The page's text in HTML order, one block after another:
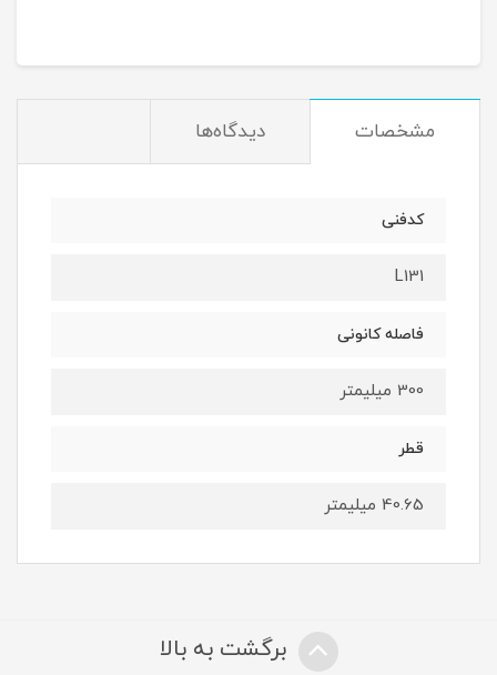
مشخصات دیدگاه‌ها
کدفنی
L131
فاصله کانونی
300 میلیمتر
قطر
40.65 میلیمتر
برگشت به بالا